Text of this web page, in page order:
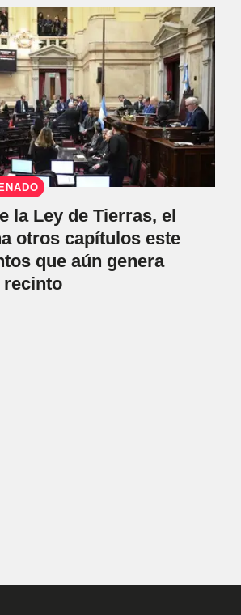
la Ley de Tierras, el
otros capítulos este
que aún genera
recinto